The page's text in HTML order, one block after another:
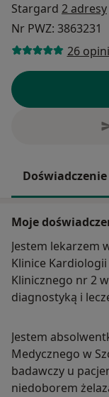
Stargard 2 adresy
Nr PWZ: 3863231
26
Doświadczenie
Moje
Jestem lekarzem
Klinice
Klinicznego nr 2
diagnostyką i
Jestem
Medycznego w
badawczy u
niedoborem